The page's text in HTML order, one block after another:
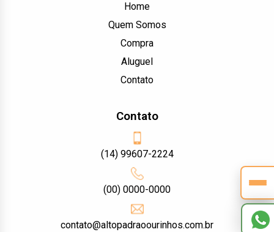
Home
Quem Somos
Compra
Aluguel
Contato
Contato
(14) 99607-2224
(00) 0000-0000
contato@altopadraoourinhos.com.br